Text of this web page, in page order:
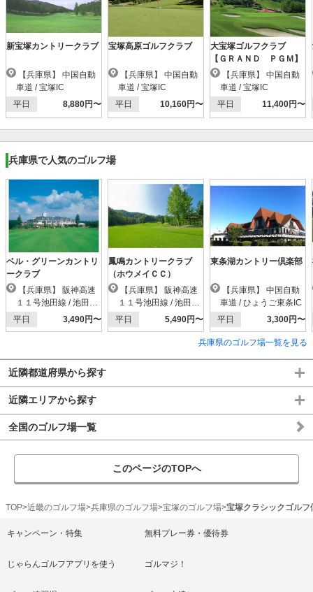
新宝塚カントリークラブ
車道 / 宝塚IC
平日
8,880円〜
宝塚高原ゴルフクラブ
車道 / 宝塚IC
平日
10,160円〜
大宝塚ゴルフクラブ
【ＧＲＡＮＤ ＰＧＭ】
車道 / 宝塚IC
平日
11,400円〜
兵庫県で人気のゴルフ場
ベル・グリーンカントリ
ークラブ
１１号池田線 / 池田木
部IC
平日 3,490円〜
鳳鳴カントリークラブ
（ホウメイＣＣ）
１１号池田線 / 池田木
部IC
平日 5,490円〜
東条湖カントリー倶楽部
車道 / ひょうご東条IC
平日
3,300円〜
兵庫県のゴルフ場一覧を見る
近隣都道府県から探す
近隣エリアから探す
全国のゴルフ場一覧
このページのTOPへ
TOP 近畿のゴルフ場 兵庫県のゴルフ場 宝塚のゴルフ場 宝塚クラシックゴル
キャンペーン・特集 無料プレー券・優待券
じゃらんゴルフアプリを使う ゴルマジ！